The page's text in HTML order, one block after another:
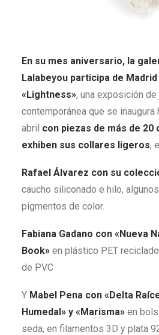
En su mes aniversario, la
Lalabeyou participa de
«Lightness», una exposición de
contemporánea que se inaugura
abril con piezas de más de 20
exhiben sus collares ligeros,
Rafael Álvarez con su
caucho siliconado e hilo,
pigmentos de color.
Fabiana Gadano con «Nueva
Book» en plástico PET
de PVC
Y Mabel Pena con «Delta
Humedal» y «Marisma» en
seda, en filamentos 3D y plata